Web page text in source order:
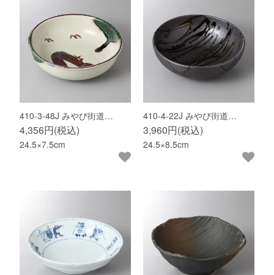
410-3-48J みやび街道…
4,356円(税込)
24.5×7.5cm
410-4-22J みやび街道…
3,960円(税込)
24.5×8.5cm